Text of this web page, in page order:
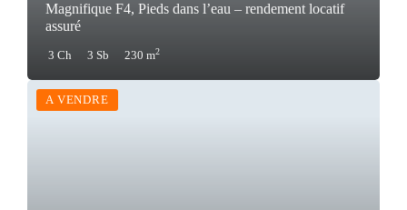
Magnifique F4, Pieds dans l’eau – rendement locatif
assuré
3 Ch 3 Sb 230 m2
A VENDRE